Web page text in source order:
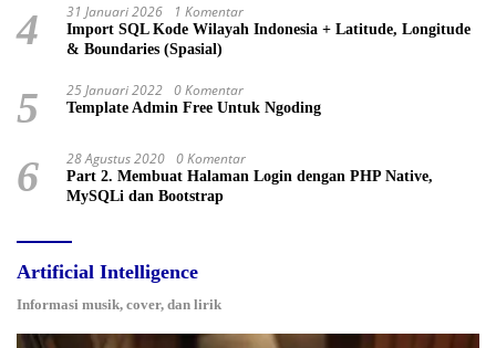
4 31 Januari 2026 1 Komentar
Import SQL Kode Wilayah Indonesia + Latitude, Longitude
& Boundaries (Spasial)
5 25 Januari 2022 0 Komentar
Template Admin Free Untuk Ngoding
6 28 Agustus 2020 0 Komentar
Part 2. Membuat Halaman Login dengan PHP Native,
MySQLi dan Bootstrap
Artificial Intelligence
Informasi musik, cover, dan lirik